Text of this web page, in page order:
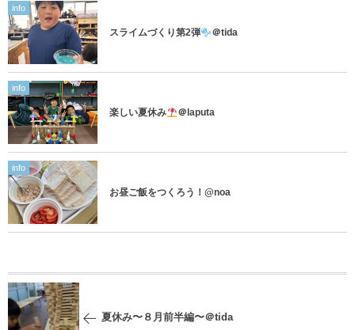
info
スライムづくり第2弾 ＠tida
info
楽しい夏休み ＠laputa
info
お昼ご飯をつくろう！@noa
夏休み〜８月前半編〜＠tida